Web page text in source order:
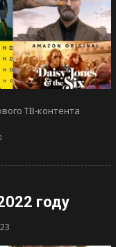
ТВ-контента
году